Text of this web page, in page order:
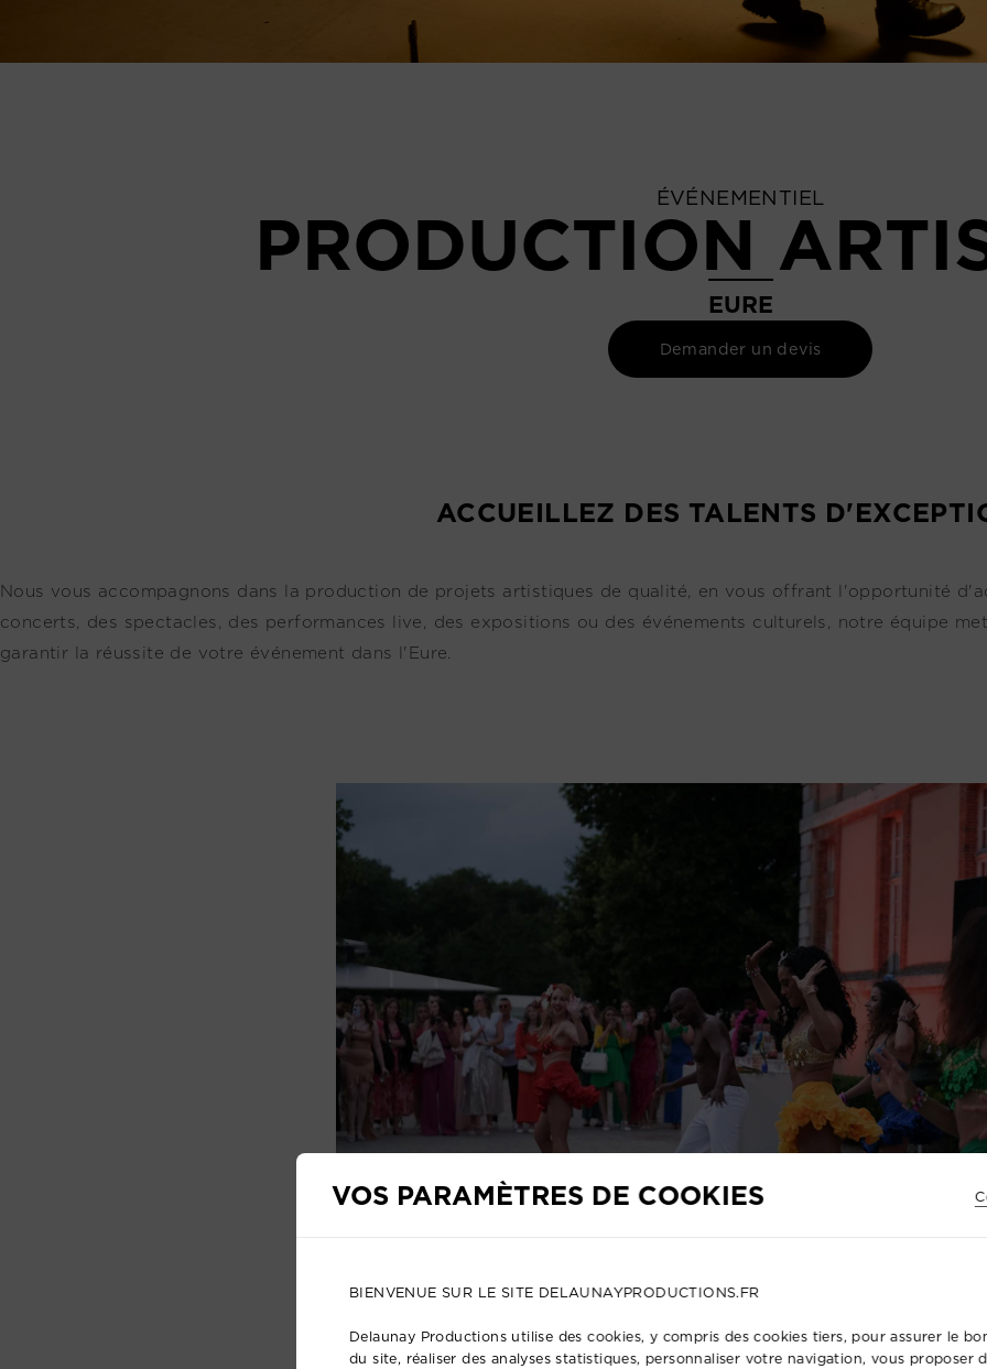
ÉVÉNEMENTIEL
PRODUCTION
EURE
Demander un devis
ACCUEILLEZ DES TALENTS
Nous vous accompagnons dans la production de projets artistiques de qualité, en vous offrant l'opportunité
concerts, des spectacles, des performances live, des expositions ou des événements culturels, notre équipe
garantir la réussite de votre événement dans l'Eure.
VOS PARAMÈTRES DE COOKIES
BIENVENUE SUR LE SITE DELAUNAYPRODUCTIONS.FR
Delaunay Productions utilise des cookies, y compris des cookies tiers, pour assurer le
du site, réaliser des analyses statistiques, personnaliser votre navigation, vous proposer